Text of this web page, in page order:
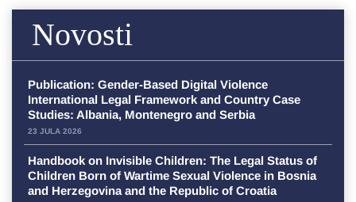
Novosti
Publication: Gender-Based Digital Violence
International Legal Framework and Country Case
Studies: Albania, Montenegro and Serbia
23 JULA 2026
Handbook on Invisible Children: The Legal Status of
Children Born of Wartime Sexual Violence in Bosnia
and Herzegovina and the Republic of Croatia